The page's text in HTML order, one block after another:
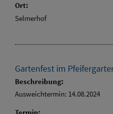
Ort:
Selmerhof
Gartenfest im
Beschreibung:
Ausweichtermin: 14.08.2024